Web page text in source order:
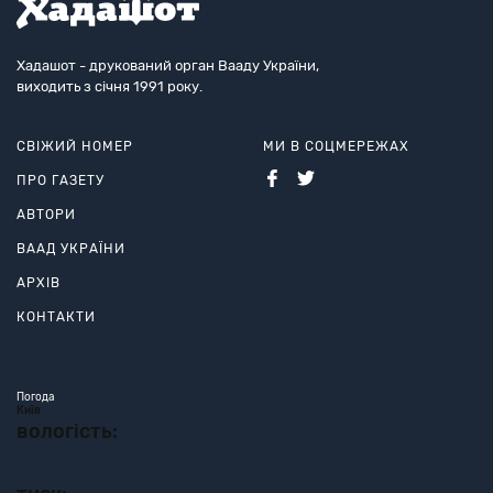
Хадашот - друкований орган Вааду України,
виходить з січня 1991 року.
СВІЖИЙ НОМЕР
ПРО ГАЗЕТУ
АВТОРИ
ВААД УКРАЇНИ
АРХІВ
КОНТАКТИ
МИ В СОЦМЕРЕЖАХ
Погода
Київ
вологість: